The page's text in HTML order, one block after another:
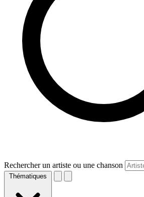
Rechercher un artiste ou une chanson
Thématiques